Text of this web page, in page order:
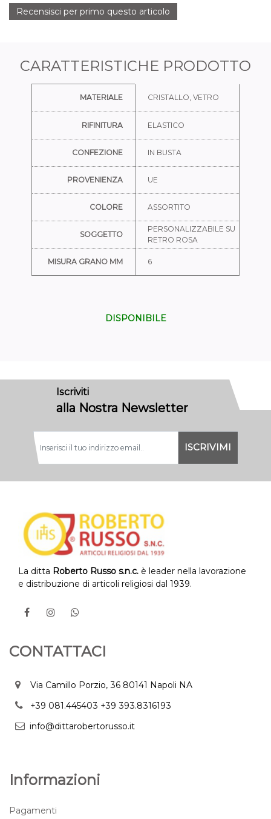
Recensisci per primo questo articolo
CARATTERISTICHE PRODOTTO
MATERIALE CRISTALLO, VETRO
RIFINITURA ELASTICO
CONFEZIONE IN BUSTA
PROVENIENZA UE
COLORE ASSORTITO
SOGGETTO
PERSONALIZZABILE SU
RETRO ROSA
MISURA GRANO MM 6
DISPONIBILE
Iscriviti
alla Nostra Newsletter
La ditta Roberto Russo s.n.c. è leader nella lavorazione
e distribuzione di articoli religiosi dal 1939.
CONTATTACI
Via Camillo Porzio, 36 80141 Napoli NA
+39 081.445403 +39 393.8316193
info@dittarobertorusso.it
Informazioni
Pagamenti